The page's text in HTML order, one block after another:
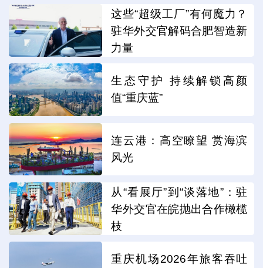
这些“超级工厂”有何魔力？
驻华外交官解码合肥智造新
力量
生态守护 持续解锁高颜
值“重庆蓝”
连云港：高空瞭望 赏海滨
风光
从“看展厅”到“谈落地”：驻
华外交官在皖抛出合作橄榄
枝
重庆机场2026年旅客吞吐